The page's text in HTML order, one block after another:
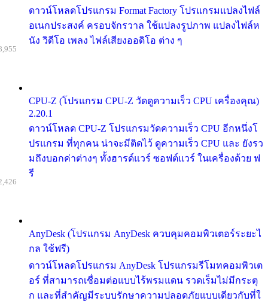
ดาวน์โหลดโปรแกรม Format Factory โปรแกรมแปลงไฟล์
อเนกประสงค์ ครอบจักรวาล ใช้แปลงรูปภาพ แปลงไฟล์ห
นัง วิดีโอ เพลง ไฟล์เสียงออดิโอ ต่าง ๆ
CPU-Z (โปรแกรม CPU-Z วัดดูความเร็ว CPU เครื่องคุณ)
2.20.1
ดาวน์โหลด CPU-Z โปรแกรมวัดความเร็ว CPU อีกหนึ่งโ
ปรแกรม ที่ทุกคน น่าจะมีติดไว้ ดูความเร็ว CPU และ ยังรว
มถึงบอกค่าต่างๆ ทั้งฮารด์แวร์ ซอฟต์แวร์ ในเครื่องด้วย ฟ
รี
AnyDesk (โปรแกรม AnyDesk ควบคุมคอมพิวเตอร์ระยะไ
กล ใช้ฟรี)
ดาวน์โหลดโปรแกรม AnyDesk โปรแกรมรีโมทคอมพิวเต
อร์ ที่สามารถเชื่อมต่อแบบไร้พรมแดน รวดเร็มไม่มีกระตุ
ก และที่สำคัญมีระบบรักษาความปลอดภัยแบบเดียวกับที่ใ